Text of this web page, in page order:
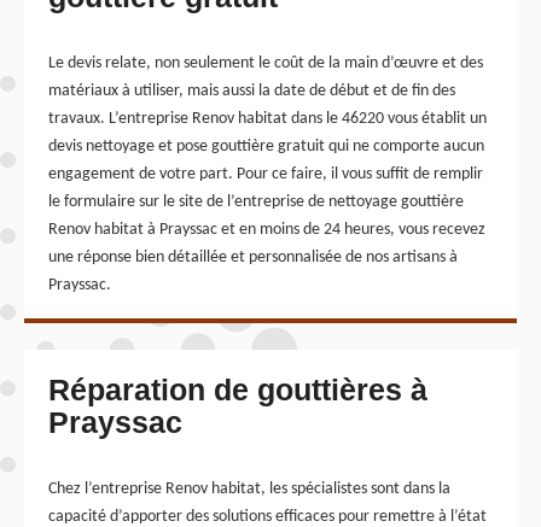
Le devis relate, non seulement le coût de la main d’œuvre et des
matériaux à utiliser, mais aussi la date de début et de fin des
travaux. L’entreprise Renov habitat dans le 46220 vous établit un
devis nettoyage et pose gouttière gratuit qui ne comporte aucun
engagement de votre part. Pour ce faire, il vous suffit de remplir
le formulaire sur le site de l’entreprise de nettoyage gouttière
Renov habitat à Prayssac et en moins de 24 heures, vous recevez
une réponse bien détaillée et personnalisée de nos artisans à
Prayssac.
Réparation de gouttières à
Prayssac
Chez l’entreprise Renov habitat, les spécialistes sont dans la
capacité d’apporter des solutions efficaces pour remettre à l’état